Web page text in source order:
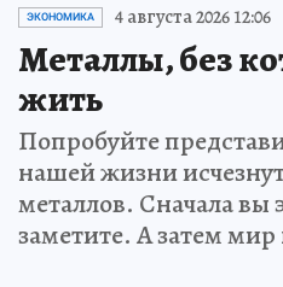
ЭКОНОМИКА 4 августа 2026 12:06
Металлы, без
жить
Попробуйте
нашей жизни
металлов. Сначала вы
заметите. А затем